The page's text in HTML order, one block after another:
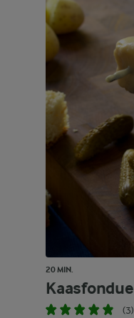
20 MIN.
Kaasfondue
(3)